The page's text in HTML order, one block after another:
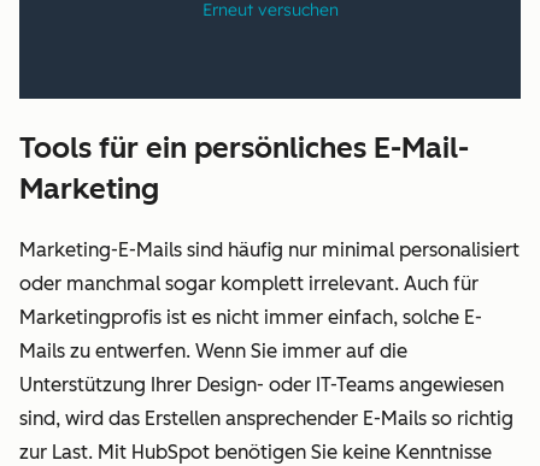
Tools für ein persönliches E-Mail-
Marketing
Marketing-E-Mails sind häufig nur minimal personalisiert
oder manchmal sogar komplett irrelevant. Auch für
Marketingprofis ist es nicht immer einfach, solche E-
Mails zu entwerfen. Wenn Sie immer auf die
Unterstützung Ihrer Design- oder IT-Teams angewiesen
sind, wird das Erstellen ansprechender E-Mails so richtig
zur Last. Mit HubSpot benötigen Sie keine Kenntnisse